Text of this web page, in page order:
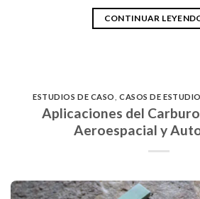
CONTINUAR
ESTUDIOS DE CASO ,CASOS DE
Aplicaciones del
Aeroespacial y